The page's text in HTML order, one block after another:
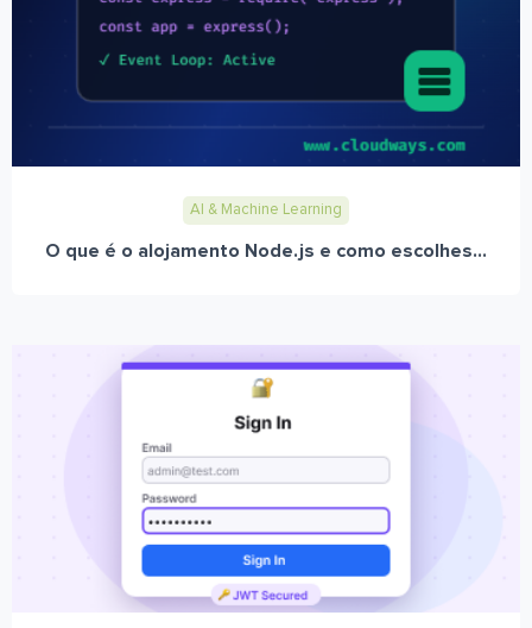
AI & Machine Learning
O que é o alojamento Node.js e como escolhes...